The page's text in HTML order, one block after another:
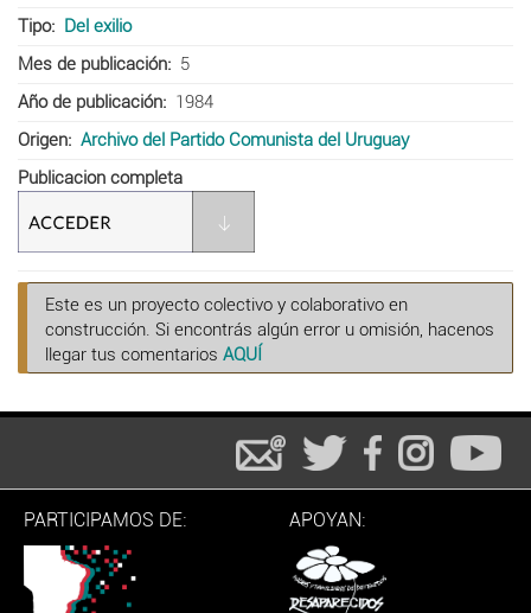
Tipo
Del exilio
Mes de publicación
5
Año de publicación
1984
Origen
Archivo del Partido Comunista del Uruguay
Publicacion completa
Este es un proyecto colectivo y colaborativo en
construcción. Si encontrás algún error u omisión, hacenos
llegar tus comentarios AQUÍ
PARTICIPAMOS DE: APOYAN: